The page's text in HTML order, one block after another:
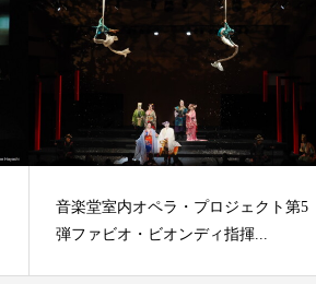
音楽堂室内オペラ・プロジェクト第5
弾ファビオ・ビオンディ指揮...